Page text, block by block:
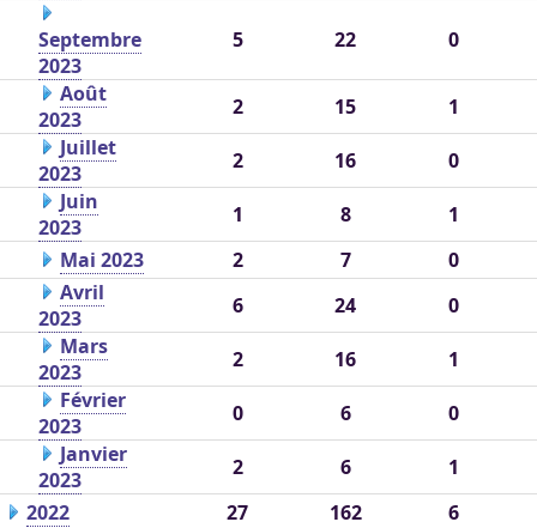
Septembre
2023
5 22 0
Août
2023
2 15
1
Juillet
2023
2 16
0
Juin
2023
1 8
1
Mai 2023
2 7
0
Avril
2023
6 24
0
Mars
2023
2 16
1
Février
2023
0 6
0
Janvier
2023
2 6
1
2022
27 162
6